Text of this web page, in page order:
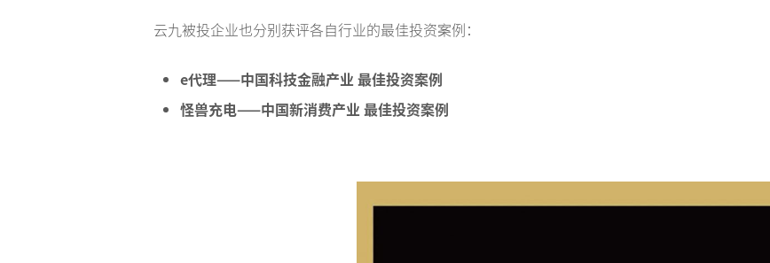
云九被投企业也分别获评各自行业的最佳投资案例：
e代理——中国科技金融产业 最佳投资案例
怪兽充电——中国新消费产业 最佳投资案例